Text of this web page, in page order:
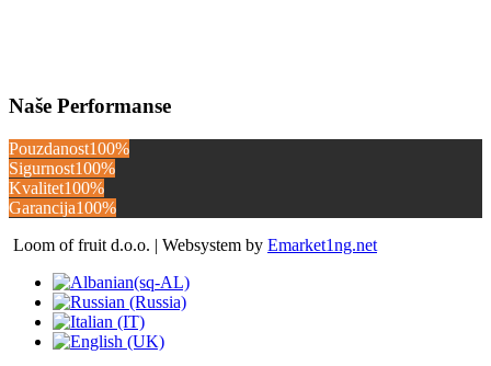
Naše Performanse
Pouzdanost100%
Sigurnost100%
Kvalitet100%
Garancija100%
Loom of fruit d.o.o. | Websystem by Emarket1ng.net